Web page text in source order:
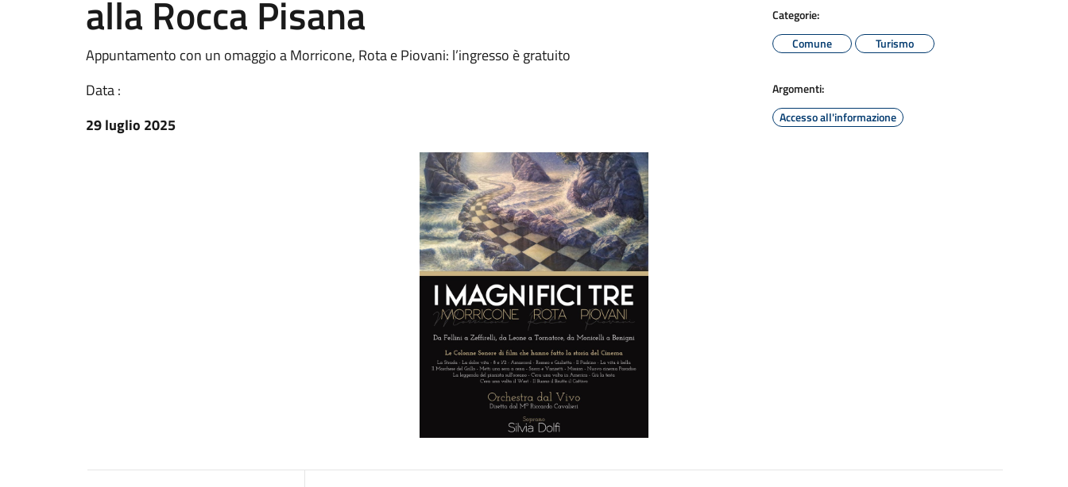
alla Rocca Pisana
Appuntamento con un omaggio a Morricone, Rota e Piovani: l’ingresso è gratuito
Data :
29 luglio 2025
Categorie:
Comune
Turismo
Argomenti:
Accesso all'informazione